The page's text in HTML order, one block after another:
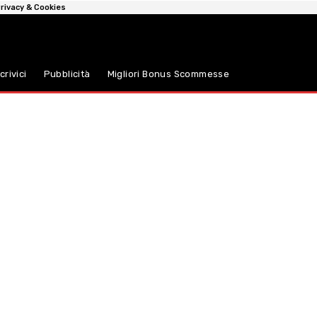
& Cookies
Pubblicità Migliori Bonus Scommesse